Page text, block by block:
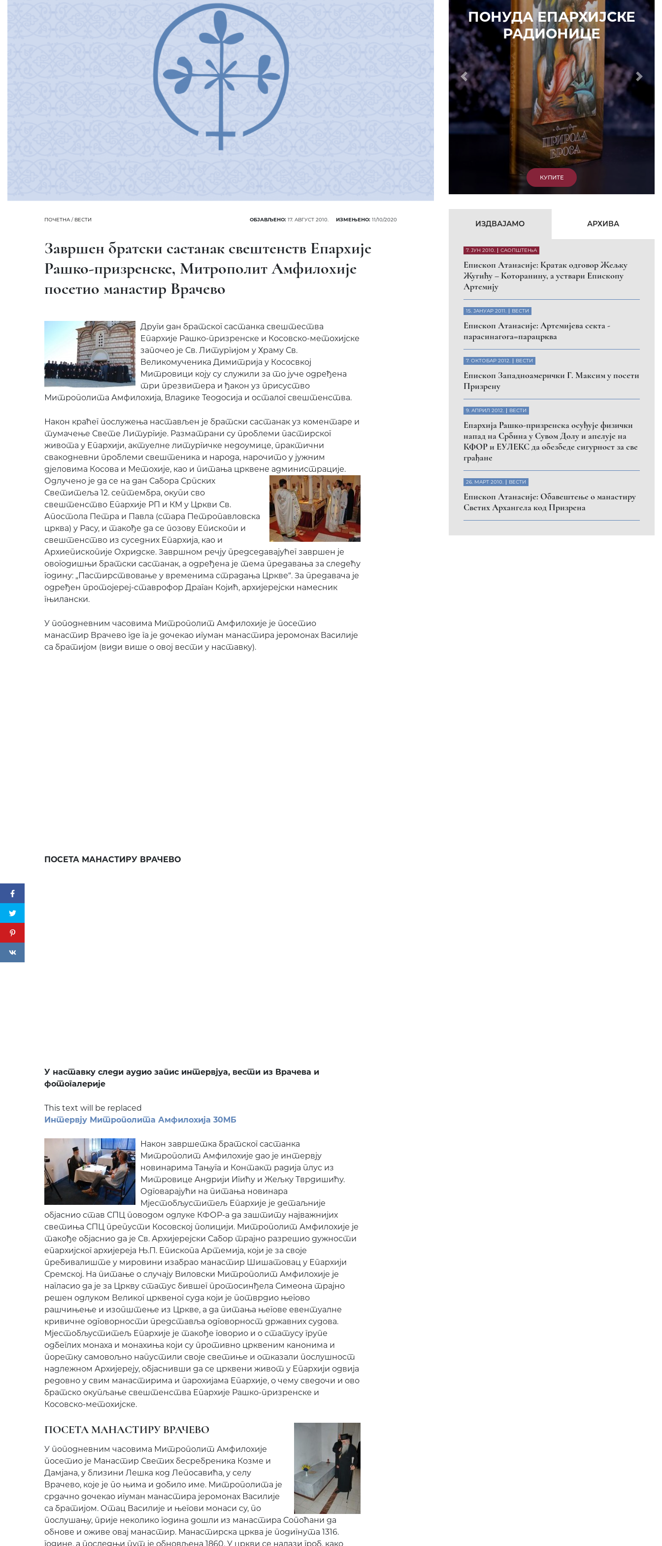
ПОЧЕТНА/ ВЕСТИ ОБЈАВЉЕНО: 17. АВГУСТ 2010. ИЗМЕЊЕНО: 11/10/2020
Завршен братски састанак свештенств Епархије
Рашко-призренске, Митрополит Амфилохије
посетио манастир Врачево
Други дан братског састанка свештества
Епархије Рашко-призренске и Косовско-метохијске
започео је Св. Литургијом у Храму Св.
Великомученика Димитрија у Кососвкој
Митровици коју су служили за то јуче одређена
три презвитера и ђакон уз присуство
Митрополита Амфилохија, Владике Теодосија и осталог свештенства.
Након краћег послужења настављен је братски састанак уз коментаре и
тумачење Свете Литургије. Разматрани су проблеми пастирског
живота у Епархији, актуелне литургичке недоумице, практични
свакодневни проблеми свештеника и народа, нарочито у јужним
дјеловима Косова и Метохије, као и питања црквене администрације.
Одлучено је да се на дан Сабора Српских
Светитеља 12. септембра, окупи сво
свештенство Епархије РП и КМ у Цркви Св.
Апостола Петра и Павла (стара Петропавловска
црква) у Расу, и такође да се позову Епископи и
свештенство из суседних Епархија, као и
Архиепископије Охридске. Завршном речју председавајућег завршен је
овогодишњи братски састанак, а одређена је тема предавања за следећу
годину: „Пастирствовање у временима страдања Цркве“. За предавача је
одређен протојереј-ставрофор Драган Којић, архијерејски намесник
гњилански.
У поподневним часовима Митрополит Амфилохије је посетио
манастир Врачево где га је дочекао игуман манастира јеромонах Василије
са братијом (види више о овој вести у наставку).
ПОСЕТА МАНАСТИРУ ВРАЧЕВО
У наставку следи аудио запис интервјуа, вести из Врачева и
фотогалерије
This text will be replaced
Интервју Митрополита Амфилохија 30МБ
Након завршетка братског састанка
Митрополит Амфилохије дао је интервју
новинарима Тањуга и Контакт радија плус из
Митровице Андрији Игићу и Жељку Тврдишићу.
Одговарајући на питања новинара
Мјестобљуститељ Епархије је детаљније
објаснио став СПЦ поводом одлуке КФОР-а да заштиту најважнијих
светиња СПЦ препусти Косовској полицији. Митрополит Амфилохије је
такође објаснио да је Св. Архијерејски Сабор трајно разрешио дужности
епархијског архијереја Њ.П. Епископа Артемија, који је за своје
пребивалиште у мировини изабрао манастир Шишатовац у Епархији
Сремској. На питање о случају Виловски Митрополит Амфилохије је
нагласио да је за Цркву статус бившег протосинђела Симеона трајно
решен одлуком Великог црквеног суда који је потврдио његово
рашчињење и изопштење из Цркве, а да питања његове евентуалне
кривичне одговорности представља одговорност државних судова.
Мјестобљуститељ Епархије је такође говорио и о статусу групе
одбеглих монаха и монахиња који су противно црквеним канонима и
поретку самовољно напустили своје светиње и отказали послушност
надлежном Архијереју, објаснивши да се црквени живот у Епархији одвија
редовно у свим манастирима и парохијама Епархије, о чему сведочи и ово
братско окупљање свештенства Епархије Рашко-призренске и
Косовско-метохијске.
ПОСЕТА МАНАСТИРУ ВРАЧЕВО
У поподневним часовима Митрополит Амфилохије
посетио је Манастир Светих бесребреника Козме и
Дамјана, у близини Лешка код Лепосавића, у селу
Врачево, које је по њима и добило име. Митрополита је
срдачно дочекао игуман манастира јеромонах Василије
са братијом. Отац Василије и његови монаси су, по
послушању, прије неколико година дошли из манастира Сопоћани да
обнове и оживе овај манастир. Манастирска црква је подигнута 1316.
године, а последњи пут је обновљена 1860. У цркви се налази гроб, како
КУПИТЕ
7. ЈУН 2010. САОПШТЕЊА
Eпископ Атанасије: Кратак одговор Жељку
Жугићу – Которанину, а уствари Епископу
Артемију
15. ЈАНУАР 2011. ВЕСТИ
Eпископ Атанасије: Артемијева секта -
парасинагога=парацрква
ВЕСТИ
Eпископ Западноамерички Г. Максим у посети
напад на Србина у Сувом Долу и апелује на
КФОР и ЕУЛЕКС да обезбеде сигурност за све
Eпископ Атанасије: Обавештење о манастиру
Светих Архангела код Призрена